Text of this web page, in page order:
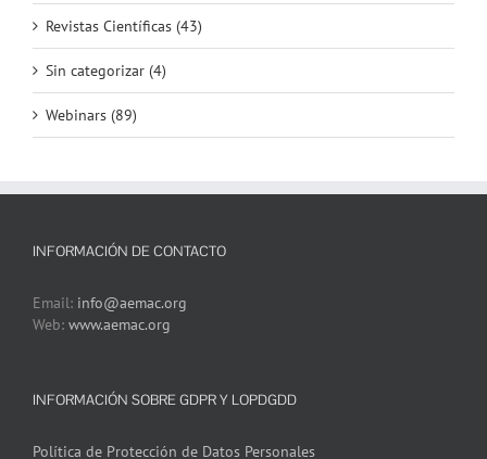
Revistas Científicas (43)
Sin categorizar (4)
Webinars (89)
INFORMACIÓN DE CONTACTO
Email: info@aemac.org
Web: www.aemac.org
INFORMACIÓN SOBRE GDPR Y LOPDGDD
Política de Protección de Datos Personales